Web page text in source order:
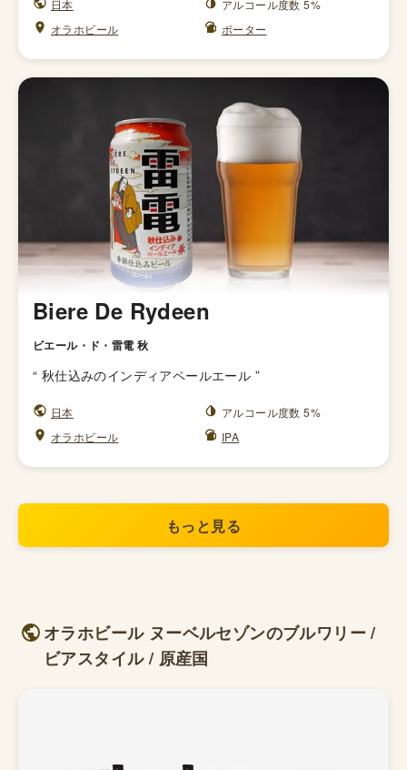
日本
アルコール度数 5%
オラホビール
ポーター
Biere De Rydeen
ビエール・ド・雷電 秋
“ 秋仕込みのインディアペールエール ”
日本
アルコール度数 5%
オラホビール
IPA
もっと見る
オラホビール ヌーベルセゾンのブルワリー /
ビアスタイル / 原産国